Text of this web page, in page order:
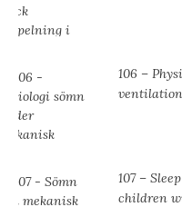
106 –
ventilation
107 –
children